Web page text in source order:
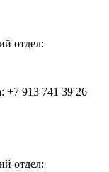
отдел:
+7 913 741 39 26
отдел: